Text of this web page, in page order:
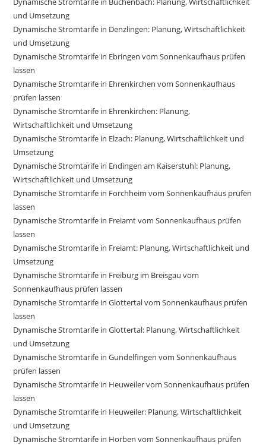
und Umsetzung
Dynamische Stromtarife in Denzlingen: Planung, Wirtschaftlichkeit
und Umsetzung
Dynamische Stromtarife in Ebringen vom Sonnenkaufhaus prüfen
lassen
Dynamische Stromtarife in Ehrenkirchen vom Sonnenkaufhaus
prüfen lassen
Dynamische Stromtarife in Ehrenkirchen: Planung,
Wirtschaftlichkeit und Umsetzung
Dynamische Stromtarife in Elzach: Planung, Wirtschaftlichkeit und
Umsetzung
Dynamische Stromtarife in Endingen am Kaiserstuhl: Planung,
Wirtschaftlichkeit und Umsetzung
Dynamische Stromtarife in Forchheim vom Sonnenkaufhaus prüfen
lassen
Dynamische Stromtarife in Freiamt vom Sonnenkaufhaus prüfen
lassen
Dynamische Stromtarife in Freiamt: Planung, Wirtschaftlichkeit und
Umsetzung
Dynamische Stromtarife in Freiburg im Breisgau vom
Sonnenkaufhaus prüfen lassen
Dynamische Stromtarife in Glottertal vom Sonnenkaufhaus prüfen
lassen
Dynamische Stromtarife in Glottertal: Planung, Wirtschaftlichkeit
und Umsetzung
Dynamische Stromtarife in Gundelfingen vom Sonnenkaufhaus
prüfen lassen
Dynamische Stromtarife in Heuweiler vom Sonnenkaufhaus prüfen
lassen
Dynamische Stromtarife in Heuweiler: Planung, Wirtschaftlichkeit
und Umsetzung
Dynamische Stromtarife in Horben vom Sonnenkaufhaus prüfen